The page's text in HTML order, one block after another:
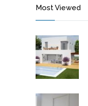
Most Viewed